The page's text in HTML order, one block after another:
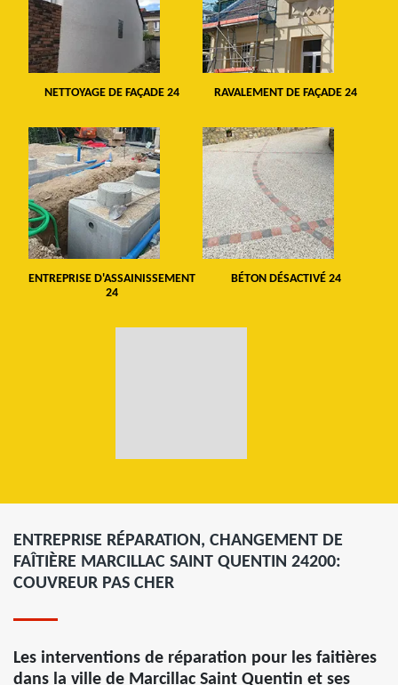
NETTOYAGE DE FAÇADE 24 RAVALEMENT DE FAÇADE 24
ENTREPRISE D'ASSAINISSEMENT
24
BÉTON DÉSACTIVÉ 24
ENTREPRISE RÉPARATION, CHANGEMENT DE
FAÎTIÈRE MARCILLAC SAINT QUENTIN 24200:
COUVREUR PAS CHER
Les interventions de réparation pour les faitières
dans la ville de Marcillac Saint Quentin et ses